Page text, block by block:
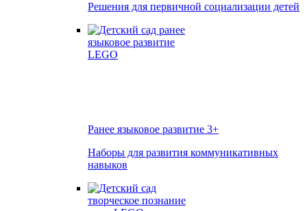
Решения для первичной социализации детей
Ранее языковое развитие 3+
Наборы для развития коммуникативных
навыков